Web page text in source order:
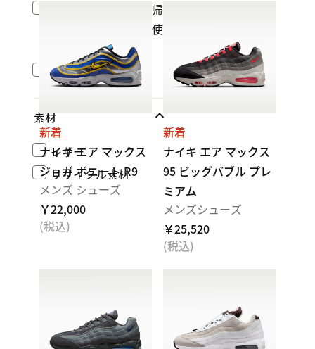
リフレクティブ（再帰
反射）素材を細部に使
防水性
素材
レザー
リサイクル素材
新着
ナイキ エア マックス
ジョガ ボニート R9
メンズ シューズ
￥22,000
(税込)
新着
ナイキ エア マックス
95 ビッグバブル プレ
ミアム
メンズシューズ
￥25,520
(税込)